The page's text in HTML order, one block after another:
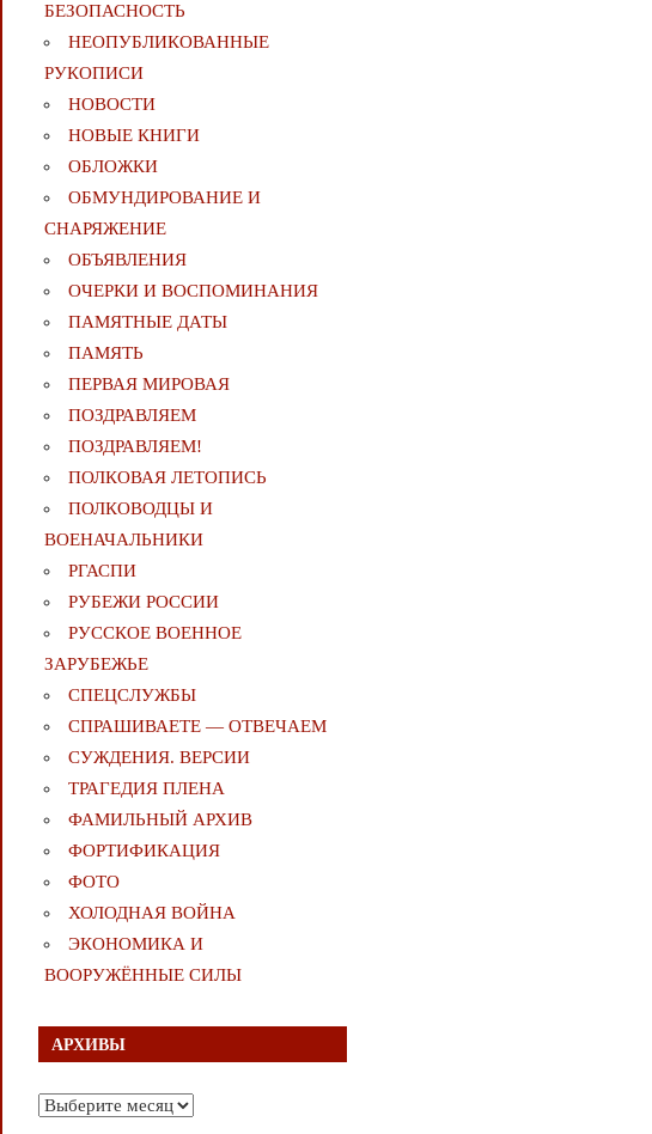
БЕЗОПАСНОСТЬ
НЕОПУБЛИКОВАННЫЕ
РУКОПИСИ
НОВОСТИ
НОВЫЕ КНИГИ
ОБЛОЖКИ
ОБМУНДИРОВАНИЕ И
СНАРЯЖЕНИЕ
ОБЪЯВЛЕНИЯ
ОЧЕРКИ И ВОСПОМИНАНИЯ
ПАМЯТНЫЕ ДАТЫ
ПАМЯТЬ
ПЕРВАЯ МИРОВАЯ
ПОЗДРАВЛЯЕМ
ПОЗДРАВЛЯЕМ!
ПОЛКОВАЯ ЛЕТОПИСЬ
ПОЛКОВОДЦЫ И
ВОЕНАЧАЛЬНИКИ
РГАСПИ
РУБЕЖИ РОССИИ
РУССКОЕ ВОЕННОЕ
ЗАРУБЕЖЬЕ
СПЕЦСЛУЖБЫ
СПРАШИВАЕТЕ — ОТВЕЧАЕМ
СУЖДЕНИЯ. ВЕРСИИ
ТРАГЕДИЯ ПЛЕНА
ФАМИЛЬНЫЙ АРХИВ
ФОРТИФИКАЦИЯ
ФОТО
ХОЛОДНАЯ ВОЙНА
ЭКОНОМИКА И
ВООРУЖЁННЫЕ СИЛЫ
АРХИВЫ
Архивы